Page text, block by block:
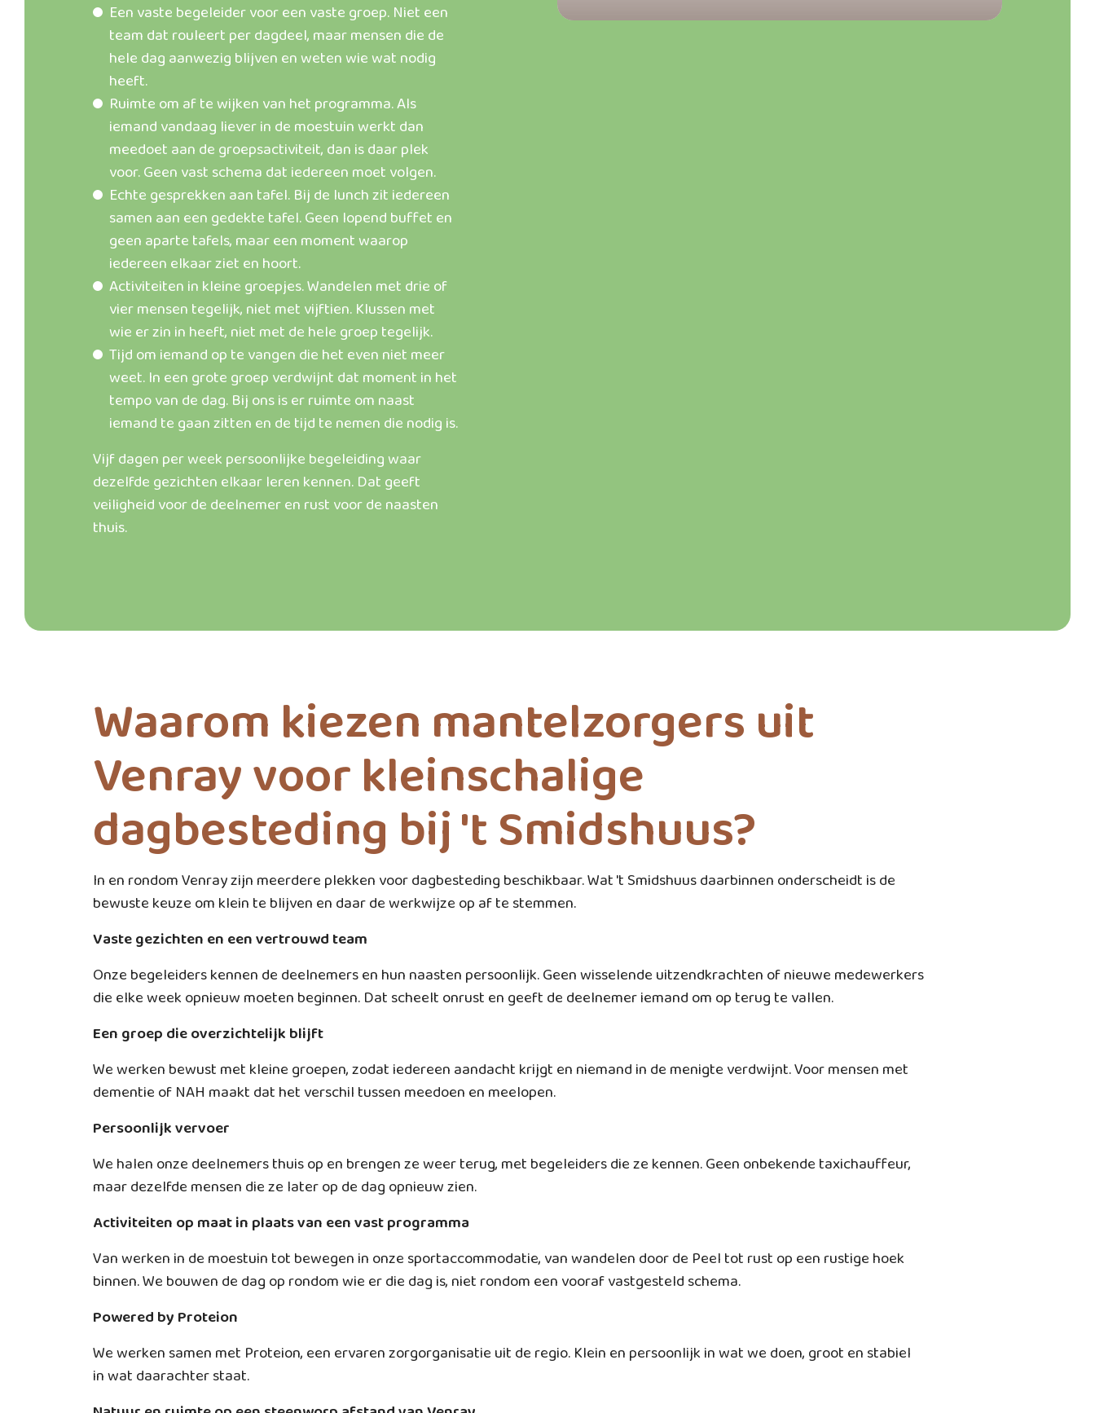
Een vaste begeleider voor een vaste groep. Niet een
team dat rouleert per dagdeel, maar mensen die de
hele dag aanwezig blijven en weten wie wat nodig
heeft.
Ruimte om af te wijken van het programma. Als
iemand vandaag liever in de moestuin werkt dan
meedoet aan de groepsactiviteit, dan is daar plek
voor. Geen vast schema dat iedereen moet volgen.
Echte gesprekken aan tafel. Bij de lunch zit iedereen
samen aan een gedekte tafel. Geen lopend buffet en
geen aparte tafels, maar een moment waarop
iedereen elkaar ziet en hoort.
Activiteiten in kleine groepjes. Wandelen met drie of
vier mensen tegelijk, niet met vijftien. Klussen met
wie er zin in heeft, niet met de hele groep tegelijk.
Tijd om iemand op te vangen die het even niet meer
weet. In een grote groep verdwijnt dat moment in het
tempo van de dag. Bij ons is er ruimte om naast
iemand te gaan zitten en de tijd te nemen die nodig is.
Vijf dagen per week persoonlijke begeleiding waar
dezelfde gezichten elkaar leren kennen. Dat geeft
veiligheid voor de deelnemer en rust voor de naasten
thuis.
Waarom kiezen mantelzorgers uit
Venray voor kleinschalige
dagbesteding bij 't Smidshuus?
In en rondom Venray zijn meerdere plekken voor dagbesteding beschikbaar. Wat 't Smidshuus daarbinnen onderscheidt is de
bewuste keuze om klein te blijven en daar de werkwijze op af te stemmen.
Vaste gezichten en een vertrouwd team
Onze begeleiders kennen de deelnemers en hun naasten persoonlijk. Geen wisselende uitzendkrachten of nieuwe medewerkers
die elke week opnieuw moeten beginnen. Dat scheelt onrust en geeft de deelnemer iemand om op terug te vallen.
Een groep die overzichtelijk blijft
We werken bewust met kleine groepen, zodat iedereen aandacht krijgt en niemand in de menigte verdwijnt. Voor mensen met
dementie of NAH maakt dat het verschil tussen meedoen en meelopen.
Persoonlijk vervoer
We halen onze deelnemers thuis op en brengen ze weer terug, met begeleiders die ze kennen. Geen onbekende taxichauffeur,
maar dezelfde mensen die ze later op de dag opnieuw zien.
Activiteiten op maat in plaats van een vast programma
Van werken in de moestuin tot bewegen in onze sportaccommodatie, van wandelen door de Peel tot rust op een rustige hoek
binnen. We bouwen de dag op rondom wie er die dag is, niet rondom een vooraf vastgesteld schema.
Powered by Proteion
We werken samen met Proteion, een ervaren zorgorganisatie uit de regio. Klein en persoonlijk in wat we doen, groot en stabiel
in wat daarachter staat.